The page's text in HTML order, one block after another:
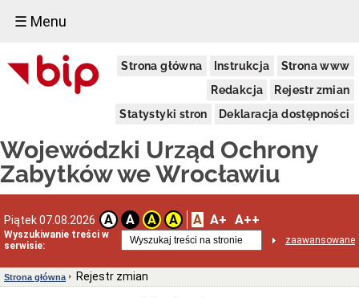
☰ Menu
Strona główna Instrukcja
Strona www
Redakcja
Rejestr zmian
Statystyki stron
Deklaracja dostępności
Wojewódzki Urząd Ochrony
Zabytków we Wrocławiu
Piątek 07.08.2026 A A A A A A+ A++
Wyszukiwanie treści w
serwisie:
zaawansowane
Dostępność
Deklaracja
dostępności
realizowanym
projekcie
dofinansowanym
Europejskich
Delegatury
adresowe
Podstawy
Strona główna Rejestr zmian